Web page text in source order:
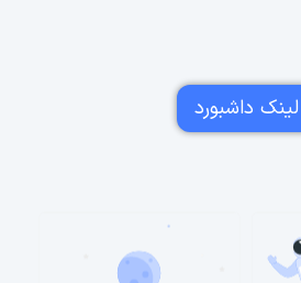
لینک داشبورد